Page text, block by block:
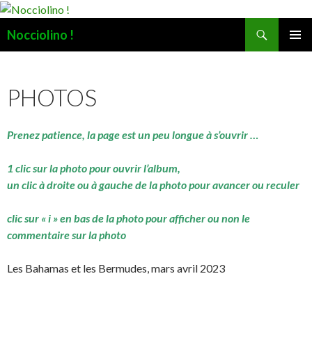
Nocciolino !
PHOTOS
Prenez patience, la page est un peu longue à s’ouvrir …
1 clic sur la photo pour ouvrir l’album,
un clic à droite ou à gauche de la photo pour avancer ou reculer
clic sur « i » en bas de la photo pour afficher ou non le
commentaire sur la photo
Les Bahamas et les Bermudes, mars avril 2023